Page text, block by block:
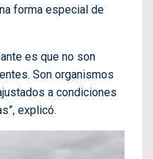
forma especial de
es que no son
Son organismos
a condiciones
explicó.